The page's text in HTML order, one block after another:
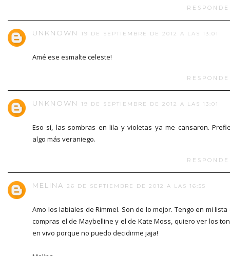
UNKNOWN 19 DE SEPTIEMBRE DE 2012 A LAS 13:01
Amé ese esmalte celeste!
UNKNOWN 19 DE SEPTIEMBRE DE 2012 A LAS 13:01
Eso sí, las sombras en lila y violetas ya me cansaron.
algo más veraniego.
MELINA 26 DE SEPTIEMBRE DE 2012 A LAS 16:55
Amo los labiales de Rimmel. Son de lo mejor. Tengo en mi lista
compras el de Maybelline y el de Kate Moss, quiero ver los
en vivo porque no puedo decidirme jaja!